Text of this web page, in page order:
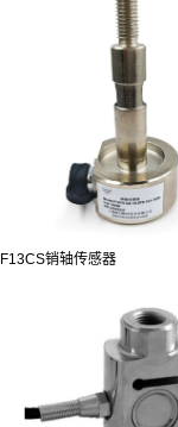
F13CS销轴传感器